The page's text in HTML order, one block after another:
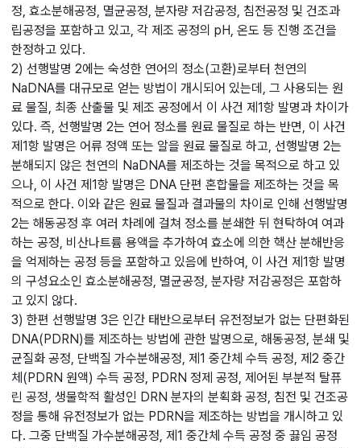
정, 효소분해공정, 멸균공정, 분자량 저감공정, 침전공정 및 건조과
립공정을 포함하고 있고, 각 제조 공정의 pH, 온도 등 진행 조건을
한정하고 있다.
2) 선행발명 2에는 숙성한 연어의 정소(고환)로부터 천연의
NaDNA를 대규모로 얻는 방법이 개시되어 있는데, 그 사용되는 원
료 물질, 최종 산출물 및 제조 공정에서 이 사건 제1항 발명과 차이가
있다. 즉, 선행발명 2는 연어 정소를 원료 물질로 하는 반면, 이 사건
제1항 발명은 어류 정액 또는 알을 원료 물질로 하고, 선행발명 2는
분해되지 않은 천연의 NaDNA를 제조하는 것을 목적으로 하고 있
으나, 이 사건 제1항 발명은 DNA 단편 혼합물을 제조하는 것을 목
적으로 한다. 이와 같은 원료 물질과 결과물의 차이로 인해 선행발명
2는 해동공정 후 여러 차례에 걸쳐 정소를 분쇄한 뒤 현탁하여 여과
하는 공정, 비산나트륨 용액을 추가하여 효소에 의한 핵산 분해반응
을 억제하는 공정 등을 포함하고 있음에 반하여, 이 사건 제1항 발명
의 구성요소인 효소분해공정, 멸균공정, 분자량 저감공정은 포함하
고 있지 않다.
3) 한편 선행발명 3은 인간 태반으로부터 유전정보가 없는 단편화된
DNA(PDRN)를 제조하는 방법에 관한 발명으로, 해동공정, 분쇄 및
균질화 공정, 단백질 가수분해공정, 제1 중간체 수득 공정, 제2 중간
체(PDRN 원액) 수득 공정, PDRN 정제 공정, 제어된 부분적 탈퓨
린 공정, 생물학적 활성인 DRN 분자의 분획화 공정, 침전 및 건조공
정을 통해 유전정보가 없는 PDRN을 제조하는 방법을 개시하고 있
다. 그중 단백질 가수분해공정, 제1 중간체 수득 공정 중 끓임 공정